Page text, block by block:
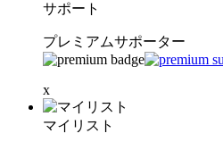
サポート
プレミアムサポーター
x
マイリスト